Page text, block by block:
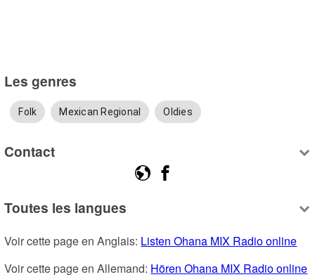
Les genres
Folk Mexican Regional Oldies
Contact
Toutes les langues
Voir cette page en Anglais: Listen Ohana MIX Radio online
Voir cette page en Allemand: Hören Ohana MIX Radio online